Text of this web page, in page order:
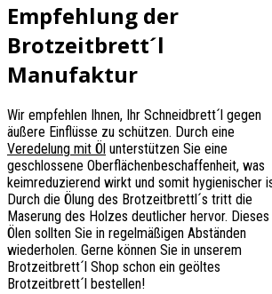
Empfehlung der
Brotzeitbrett´l
Manufaktur
Wir empfehlen Ihnen, Ihr Schneidbrett´l gegen
äußere Einflüsse zu schützen. Durch eine
Veredelung mit Öl unterstützen Sie eine
geschlossene Oberflächenbeschaffenheit, was
keimreduzierend wirkt und somit hygienischer
Durch die Ölung des Brotzeitbrettl´s tritt die
Maserung des Holzes deutlicher hervor. Dieses
Ölen sollten Sie in regelmäßigen Abständen
wiederholen. Gerne können Sie in unserem
Brotzeitbrett´l Shop schon ein geöltes
Brotzeitbrett´l bestellen!